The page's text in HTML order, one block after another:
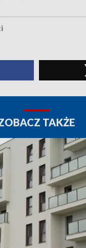
TAKŻE